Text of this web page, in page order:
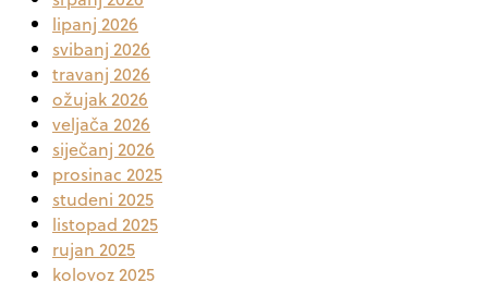
lipanj 2026
svibanj 2026
travanj 2026
ožujak 2026
veljača 2026
siječanj 2026
prosinac 2025
studeni 2025
listopad 2025
rujan 2025
kolovoz 2025